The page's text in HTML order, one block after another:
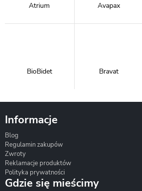
Atrium Avapax
BioBidet Bravat
Informacje
Blog
Regulamin zakupów
Zwroty
Reklamacje produktów
Polityka prywatności
Gdzie się mieścimy